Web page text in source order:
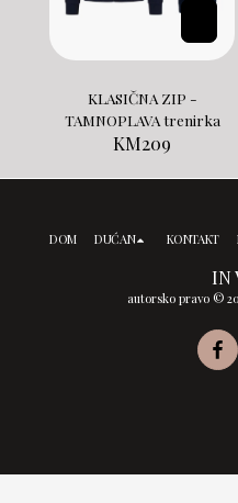
KLASIČNA ZIP -
TAMNOPLAVA trenirka
KM209
IN
autorsko pravo ©
DOM DUĆAN KONTAKT